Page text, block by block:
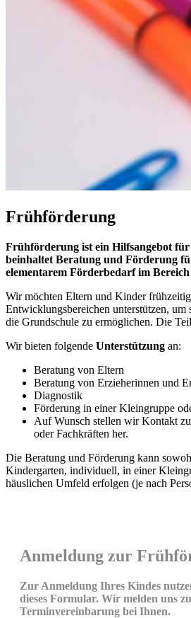
Frühförderung
Frühförderung ist ein Hilfsangebot
beinhaltet Beratung und Förderung
elementarem Förderbedarf im
Wir möchten Eltern und Kinder
Entwicklungsbereichen unterstützen, um
die Grundschule zu ermöglichen. Die
Wir bieten folgende Unterstützung an:
Beratung von Eltern
Beratung von Erzieherinnen und
Diagnostik
Förderung in einer Kleingruppe
Auf Wunsch stellen wir Kontakt
oder Fachkräften her.
Die Beratung und Förderung kann
Kindergarten, individuell, in einer
häuslichen Umfeld erfolgen (je nach
Anmeldung zur
Zur Anmeldung Ihres Kindes
dieses Formular. Wir melden uns
Terminvereinbarung bei Ihnen.